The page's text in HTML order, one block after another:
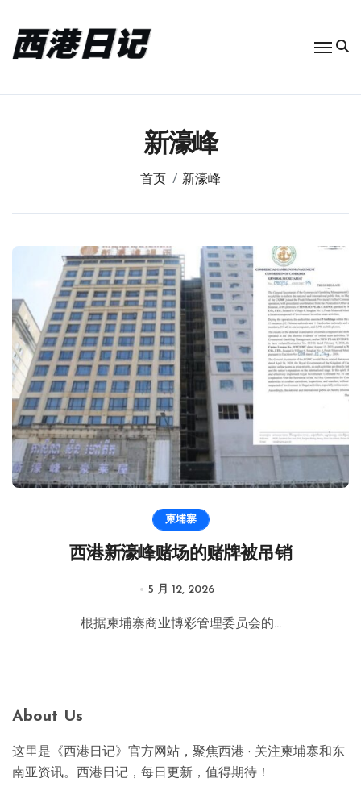
新濠峰
首页 新濠峰
柬埔寨
西港新濠峰赌场的赌牌被吊销
5 月 12, 2026
根据柬埔寨商业博彩管理委员会的...
About Us
这里是《西港日记》官方网站，聚焦西港 · 关注柬埔寨和东
南亚资讯。西港日记，每日更新，值得期待！